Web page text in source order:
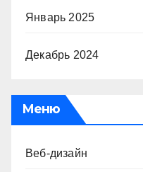
Январь 2025
Декабрь 2024
Меню
Веб-дизайн